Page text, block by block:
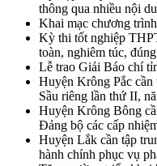
thông qua nhiều nội
Khai mạc chương
Kỳ thi tốt nghiệp
toàn, nghiêm túc,
Lễ trao Giải Báo chí
Huyện Krông Pắc
Sầu riêng lần thứ II,
Huyện Krông Bông
Đảng bộ các cấp
Huyện Lắk cần tập
hành chính phục vụ